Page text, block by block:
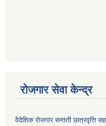
रोजगार सेवा केन्द्र
वैदेशिक रोजगार सन्तती छात्रवृत्ति